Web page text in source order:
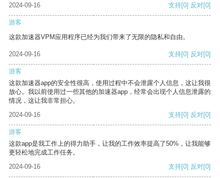
2024-09-16
支持[0] 反对[0]
游客
这款加速器VPM应用程序已经为我们带来了无限的隐私和自由。
2024-09-16 支持[0] 反对[0]
游客
这款加速器app的安全性很高，使用过程中不会泄露个人信息，这让我很
放心。我以前使用过一些其他的加速器app，经常会出现个人信息泄露的
情况，这让我非常担心。
2024-09-16
支持[0] 反对[0]
游客
这款app是我工作上的得力助手，让我的工作效率提高了50%，让我能够
更轻松地完成工作任务。
2024-09-16
支持[0] 反对[0]